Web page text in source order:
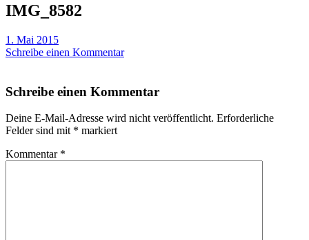
IMG_8582
1. Mai 2015
Schreibe einen Kommentar
Schreibe einen Kommentar
Deine E-Mail-Adresse wird nicht veröffentlicht. Erforderliche
Felder sind mit * markiert
Kommentar *